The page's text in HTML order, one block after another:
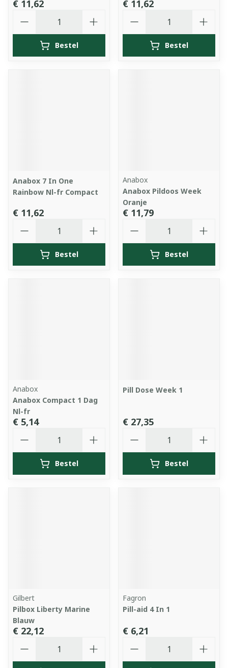
€ 11,62
Bestel
€ 11,62
Bestel
Anabox 7 In One
Rainbow Nl-fr Compact
€ 11,62
Bestel
Anabox
Anabox Pildoos Week
Oranje
€ 11,79
Bestel
Anabox
Anabox Compact 1 Dag
Nl-fr
€ 5,14
Bestel
Pill Dose Week 1
€ 27,35
Bestel
Gilbert
Pilbox Liberty Marine
Blauw
€ 22,12
Fagron
Pill-aid 4 In 1
€ 6,21